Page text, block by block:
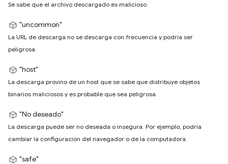
Se sabe que el archivo descargado es malicioso.
"uncommon"
La URL de descarga no se descarga con frecuencia y podría ser
peligrosa.
"host"
La descarga provino de un host que se sabe que distribuye objetos
binarios maliciosos y es probable que sea peligrosa.
"No deseado"
La descarga puede ser no deseada o insegura. Por ejemplo, podría
cambiar la configuración del navegador o de la computadora.
"safe"